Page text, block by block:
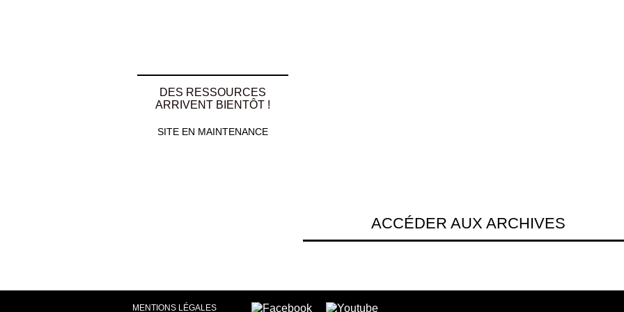
DES RESSOURCES
ARRIVENT BIENTÔT !
SITE EN MAINTENANCE
ACCÉDER AUX ARCHIVES
MENTIONS LÉGALES